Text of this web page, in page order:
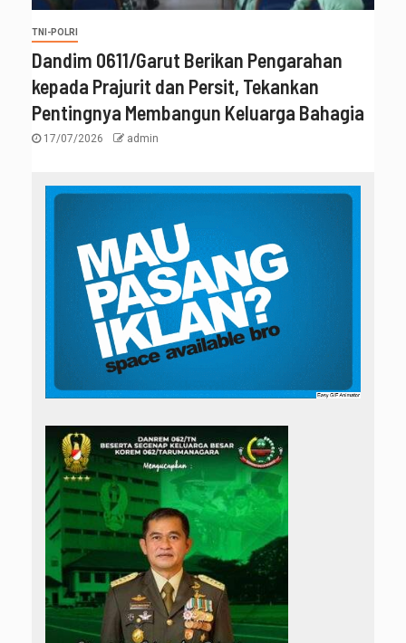
TNI-POLRI
‎Dandim 0611/Garut Berikan Pengarahan
kepada Prajurit dan Persit, Tekankan
Pentingnya Membangun Keluarga Bahagia
17/07/2026 admin